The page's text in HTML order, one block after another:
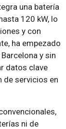
una batería
120 kW, lo
y con
ha empezado
y sin
datos clave
de servicios en
ni de